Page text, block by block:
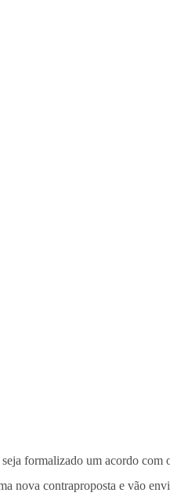
seja formalizado um acordo
nova contraproposta e vão